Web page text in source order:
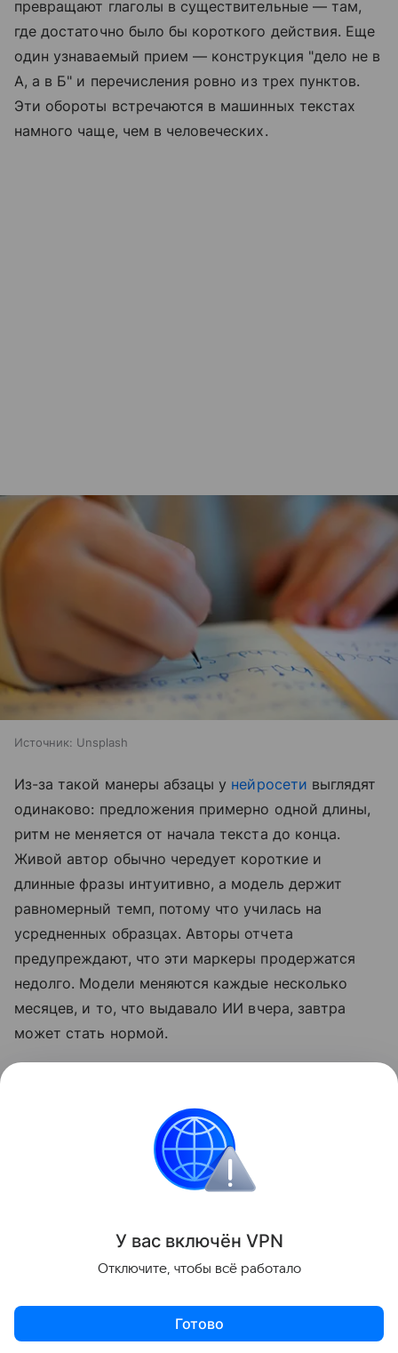
превращают глаголы в существительные — там,
где достаточно было бы короткого действия. Еще
один узнаваемый прием — конструкция "дело не в
А, а в Б" и перечисления ровно из трех пунктов.
Эти обороты встречаются в машинных текстах
намного чаще, чем в человеческих.
Источник: Unsplash
Из-за такой манеры абзацы у нейросети выглядят
одинаково: предложения примерно одной длины,
ритм не меняется от начала текста до конца.
Живой автор обычно чередует короткие и
длинные фразы интуитивно, а модель держит
равномерный темп, потому что училась на
усредненных образцах. Авторы отчета
предупреждают, что эти маркеры продержатся
недолго. Модели меняются каждые несколько
месяцев, и то, что выдавало ИИ вчера, завтра
может стать нормой.
внуков на «ИИ-слопе». Подробности в
Искусственный интеллект
Поделиться
У вас включён VPN
Отключите, чтобы всё работало
Готово